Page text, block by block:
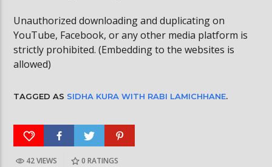
Unauthorized downloading and duplicating on
YouTube, Facebook, or any other media platform is
strictly prohibited. (Embedding to the websites is
allowed)
TAGGED AS SIDHA KURA WITH RABI LAMICHHANE.
42 VIEWS 0 RATINGS